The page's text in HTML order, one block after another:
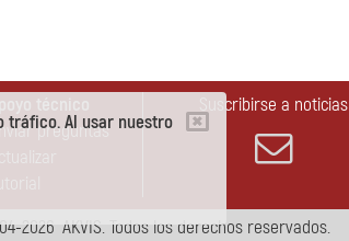
tráfico. Al usar nuestro
preguntas
Suscribirse a noticias
2026 AKVIS. Todos los derechos reservados.